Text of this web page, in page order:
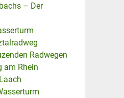
– Der
Radwegen
am Rhein